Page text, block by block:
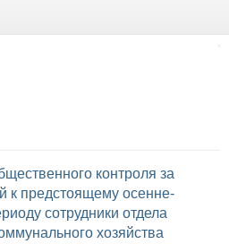
к предстоящему осенне-
сотрудники отдела
хозяйства